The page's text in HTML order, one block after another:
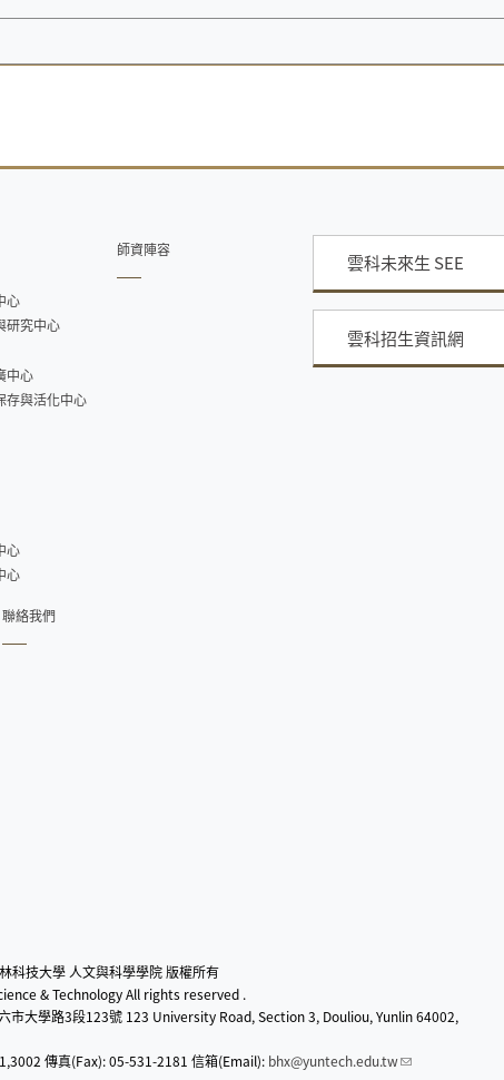
心
研究中心
中心
存與活化中心
心
心
師資陣容
聯絡我們
雲科未來生 SEE
雲科招生資訊網
技大學 人文與科學學院 版權所有
& Technology All rights reserved .
市大學路3段123號 123 University Road, Section 3, Douliou, Yunlin 64002,
傳真(Fax): 05-531-2181 信箱(Email): bhx@yuntech.edu.tw(link sends e-mail)